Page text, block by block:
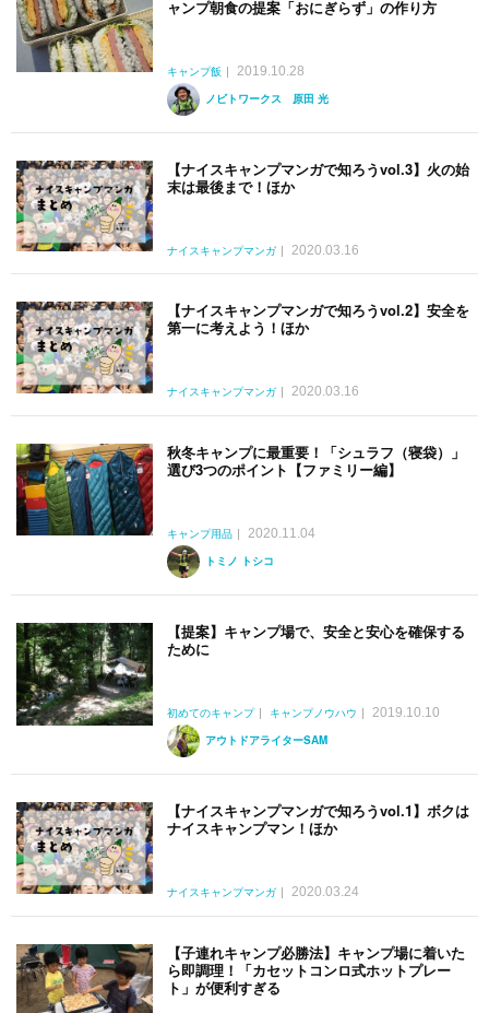
ャンプ朝食の提案「おにぎらず」の作り方
キャンプ飯
2019.10.28
ノビトワークス 原田 光
【ナイスキャンプマンガで知ろうvol.3】火の始
末は最後まで！ほか
ナイスキャンプマンガ 2020.03.16
【ナイスキャンプマンガで知ろうvol.2】安全を
第一に考えよう！ほか
ナイスキャンプマンガ 2020.03.16
秋冬キャンプに最重要！「シュラフ（寝袋）」
選び3つのポイント【ファミリー編】
キャンプ用品
2020.11.04
トミノ トシコ
【提案】キャンプ場で、安全と安心を確保する
ために
初めてのキャンプ キャンプノウハウ
2019.10.10
アウトドアライターSAM
【ナイスキャンプマンガで知ろうvol.1】ボクは
ナイスキャンプマン！ほか
ナイスキャンプマンガ 2020.03.24
【子連れキャンプ必勝法】キャンプ場に着いた
ら即調理！「カセットコンロ式ホットプレー
ト」が便利すぎる